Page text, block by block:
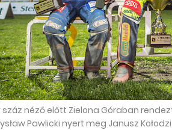
néző előtt Zielona Góraban
Pawlicki nyert meg Janusz